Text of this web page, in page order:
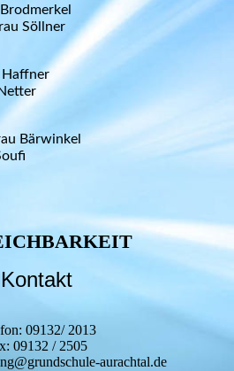
Söllner
Haffner
Bärwinkel
Kontakt
09132/ 2013
09132 / 2505
aurachtal.de